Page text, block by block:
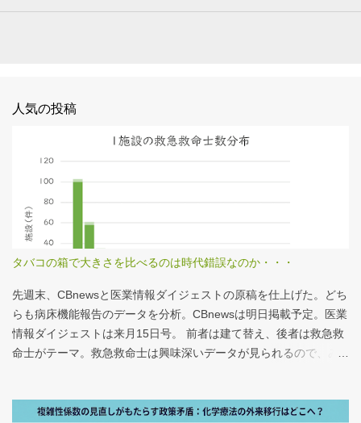
人気の投稿
タバコの箱で大きさを比べるのは時代錯誤なのか・・・
先週末、CBnewsと医業情報ダイジェストの原稿を仕上げた。どち
らも病床機能報告のデータを分析。CBnewsは明日掲載予定。医業
情報ダイジェストは来月15日号。 前者は建て替え、後者は救急救
命士がテーマ。救急救命士は興味深いデータが見られるので、み
は、医業情報ダイジェストの記事をお読みください！なのだが、